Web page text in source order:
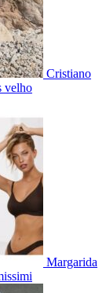
Cristiano
velho
Margarida